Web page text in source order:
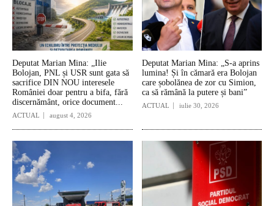
Deputat Marian Mina: „Ilie
Bolojan, PNL și USR sunt gata să
sacrifice DIN NOU interesele
României doar pentru a bifa, fără
discernământ, orice document...
ACTUAL august 4, 2026
Deputat Marian Mina: „S-a aprins
lumina! Și în cămară era Bolojan
care șobolănea de zor cu Simion,
ca să rămână la putere și bani”
ACTUAL iulie 30, 2026